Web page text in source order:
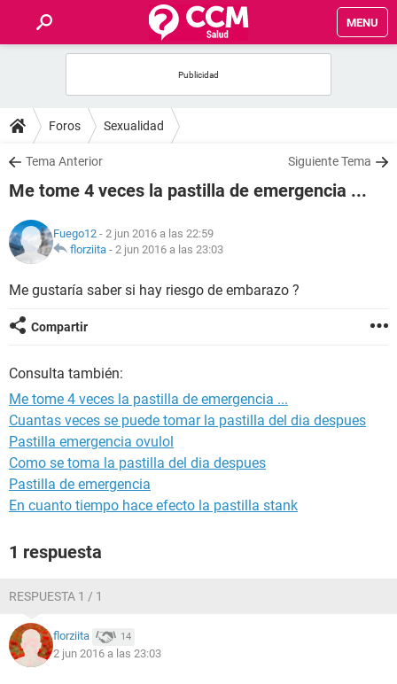
MENU
FOROS
SALUD
NUTRICIÓN
BIENESTAR
SEXUALIDAD
Foros Sexualidad
Tema Anterior Siguiente Tema
Me tome 4 veces la pastilla de emergencia ...
Fuego12 - 2 jun 2016 a las 22:59
florziita - 2 jun 2016 a las 23:03
Me gustaría saber si hay riesgo de embarazo ?
Compartir
Consulta también:
Me tome 4 veces la pastilla de emergencia ...
Cuantas veces se puede tomar la pastilla del dia despues
Pastilla emergencia ovulol
Como se toma la pastilla del dia despues
Pastilla de emergencia
En cuanto tiempo hace efecto la pastilla stank
1 respuesta
RESPUESTA 1 / 1
florziita 14
2 jun 2016 a las 23:03